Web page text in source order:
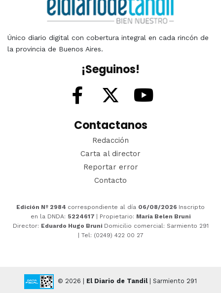
Único diario digital con cobertura integral en cada rincón de
la provincia de Buenos Aires.
¡Seguinos!
Contactanos
Redacción
Carta al director
Reportar error
Contacto
Edición Nº 2984 correspondiente al día 06/08/2026 Inscripto
en la DNDA: 5224617 | Propietario: María Belen Bruni
Director: Eduardo Hugo Bruni Domicilio comercial: Sarmiento 291
| Tel: (0249) 422 00 27
© 2026 | El Diario de Tandil| Sarmiento 291